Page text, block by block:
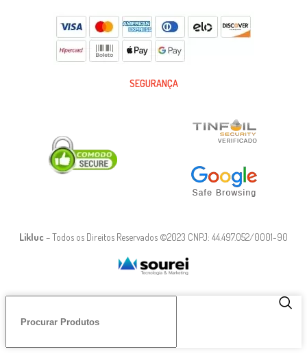
SEGURANÇA
Likluc– Todos os Direitos Reservados ©2023 CNPJ: 44.497.052/0001-90